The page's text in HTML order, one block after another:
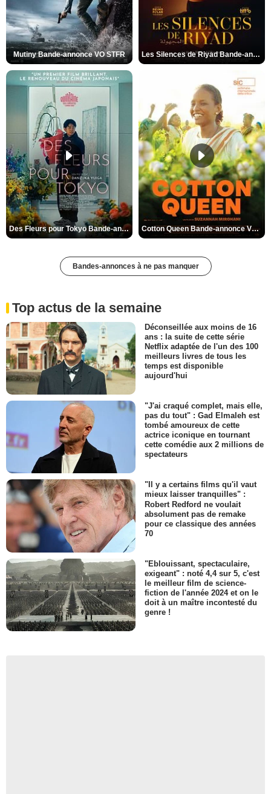
Mutiny Bande-annonce VO STFR Les Silences de Riyad Bande-annonce VO STFR
Des Fleurs pour Tokyo Bande-annonce VO STFR Cotton Queen Bande-annonce VO STFR
Bandes-annonces à ne pas manquer
Top actus de la semaine
Déconseillée aux moins de 16
ans : la suite de cette série
Netflix adaptée de l'un des 100
meilleurs livres de tous les
temps est disponible
aujourd'hui
"J'ai craqué complet, mais elle,
pas du tout" : Gad Elmaleh est
tombé amoureux de cette
actrice iconique en tournant
cette comédie aux 2 millions de
spectateurs
"Il y a certains films qu'il vaut
mieux laisser tranquilles" :
Robert Redford ne voulait
absolument pas de remake
pour ce classique des années
70
"Eblouissant, spectaculaire,
exigeant" : noté 4,4 sur 5, c'est
le meilleur film de science-
fiction de l'année 2024 et on le
doit à un maître incontesté du
genre !